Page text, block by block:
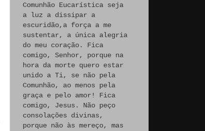
Comunhão Eucarística seja
a luz a dissipar a
escuridão,a força a me
sustentar, a única alegria
do meu coração. Fica
comigo, Senhor, porque na
hora da morte quero estar
unido a Ti, se não pela
Comunhão, ao menos pela
graça e pelo amor! Fica
comigo, Jesus. Não peço
consolações divinas,
porque não às mereço, mas